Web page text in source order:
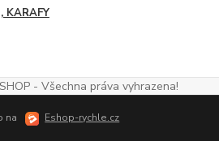
KARAFY
- Všechna práva vyhrazena!
na Eshop-rychle.cz